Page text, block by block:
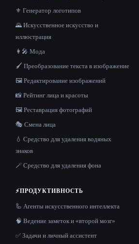
⚜️ Генератор логотипов
🌄 Искусственное искусство и
иллюстрация
👩‍🎤 Мода
🖌️ Преобразование текста в изображение
🖼️ Редактирование изображений
📸 Рейтинг лица и красоты
🖼️ Реставрация фотографий
🎭 Смена лица
💧 Средство для удаления водяных
знаков
🪄 Средство для удаления фона
⚡ПРОДУКТИВНОСТЬ
🦾 Агенты искусственного интеллекта
🧠 Ведение заметок и «второй мозг»
✅ Задачи и личный ассистент